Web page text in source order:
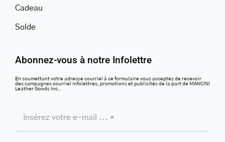
Cadeau
Solde
Abonnez-vous à notre Infolettre
En soumettant votre adresse courriel à ce formulaire vous acceptez de recevoir
des campagnes courriel infolettres, promotions et publicités de la part de MANCINI
Leather Goods Inc..